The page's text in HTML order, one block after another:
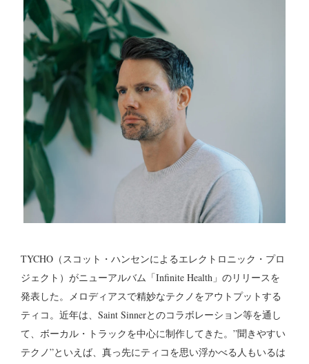
TYCHO（スコット・ハンセンによるエレクトロニック・プロ
ジェクト）がニューアルバム「Infinite Health」のリリースを
発表した。メロディアスで精妙なテクノをアウトプットする
ティコ。近年は、Saint Sinnerとのコラボレーション等を通し
て、ボーカル・トラックを中心に制作してきた。”聞きやすい
テクノ”といえば、真っ先にティコを思い浮かべる人もいるは